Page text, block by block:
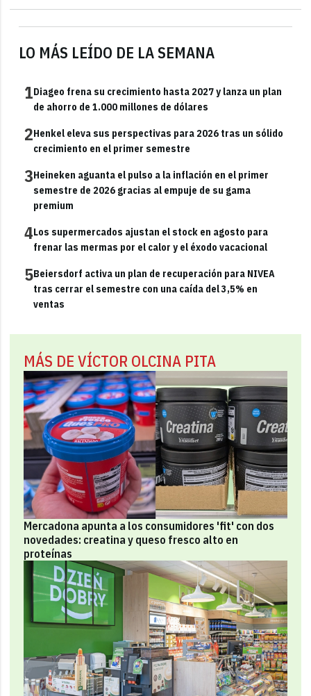
LO MÁS LEÍDO DE LA SEMANA
1Diageo frena su crecimiento hasta 2027 y lanza un plan
de ahorro de 1.000 millones de dólares
2Henkel eleva sus perspectivas para 2026 tras un sólido
crecimiento en el primer semestre
3Heineken aguanta el pulso a la inflación en el primer
semestre de 2026 gracias al empuje de su gama
premium
4Los supermercados ajustan el stock en agosto para
frenar las mermas por el calor y el éxodo vacacional
5Beiersdorf activa un plan de recuperación para NIVEA
tras cerrar el semestre con una caída del 3,5% en
ventas
MÁS DE VÍCTOR OLCINA PITA
Mercadona apunta a los consumidores 'fit' con dos
novedades: creatina y queso fresco alto en
proteínas